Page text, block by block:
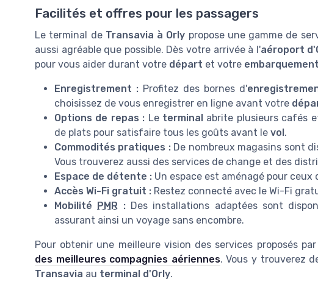
Facilités et offres pour les passagers
Le terminal de Transavia à Orly propose une gamme de
aussi agréable que possible. Dès votre arrivée à l'aéroport
pour vous aider durant votre départ et votre embarquement
Enregistrement : Profitez des bornes d'
choisissez de vous enregistrer en ligne avant votre
Options de repas : Le terminal abrite plusieurs cafés
de plats pour satisfaire tous les goûts avant le vol.
Commodités pratiques : De nombreux magasins sont
Vous trouverez aussi des services de change et des
Espace de détente : Un espace est aménagé pour
Accès Wi-Fi gratuit : Restez connecté avec le Wi-Fi
Mobilité PMR : Des installations adaptées sont
assurant ainsi un voyage sans encombre.
Pour obtenir une meilleure vision des services proposés par
des meilleures compagnies aériennes. Vous y trouverez
Transavia au terminal d'Orly.